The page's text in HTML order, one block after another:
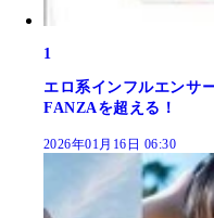
1
エロ系インフルエンサ
FANZAを超える！
2026年01月16日 06:30